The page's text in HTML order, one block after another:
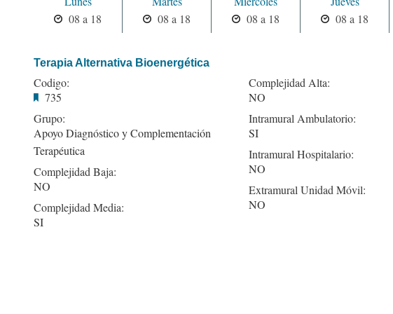
08 a 18
08 a 18
08 a 18
08 a 18
Terapia Alternativa Bioenergética
Codigo:
735
Grupo:
Apoyo Diagnóstico y Complementación
Terapéutica
Complejidad Baja:
NO
Complejidad Media:
SI
Complejidad Alta:
NO
Intramural Ambulatorio:
SI
Intramural Hospitalario:
NO
Extramural Unidad Móvil:
NO